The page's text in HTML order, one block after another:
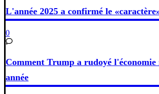
L'année 2025 a confirmé le
0
Comment Trump a rudoyé l'économie
année